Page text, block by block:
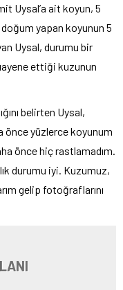
Uysal’a ait koyun, 5
yapan koyunun 5
Uysal, durumu bir
ettiği kuzunun
belirten Uysal,
önce yüzlerce koyunum
önce hiç rastlamadım.
durumu iyi. Kuzumuz,
gelip fotoğraflarını